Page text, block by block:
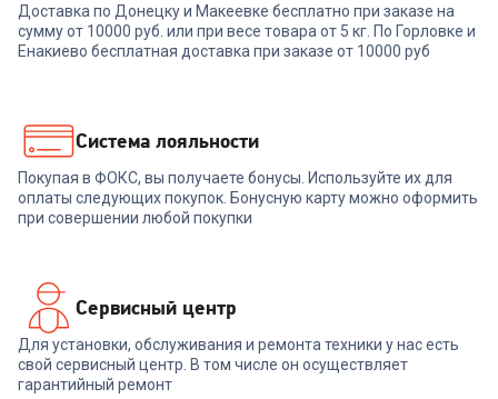
Сетевая зарядка ANKER
PowerPort 312 - 20W
999₽
В корзину
Доставка по Донецку и Макеевке бесплатно при заказе на
сумму от 10000 руб. или при весе товара от 5 кг. По Горловке и
Енакиево бесплатная доставка при заказе от 10000 руб
Система лояльности
Покупая в ФОКС, вы получаете бонусы. Используйте их для
оплаты следующих покупок. Бонусную карту можно оформить
при совершении любой покупки
Сервисный центр
Для установки, обслуживания и ремонта техники у нас есть
свой сервисный центр. В том числе он осуществляет
гарантийный ремонт